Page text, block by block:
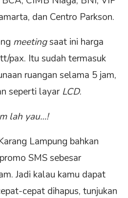
dan Centro Parkson.
meetingsaat ini harga
pax. Itu sudah termasuk
ruangan selama 5 jam,
seperti layar LCD.
lah yau…!
Lampung bahkan
SMS sebesar
Jadi kalau kamu dapat
cepat dihapus, tunjukan